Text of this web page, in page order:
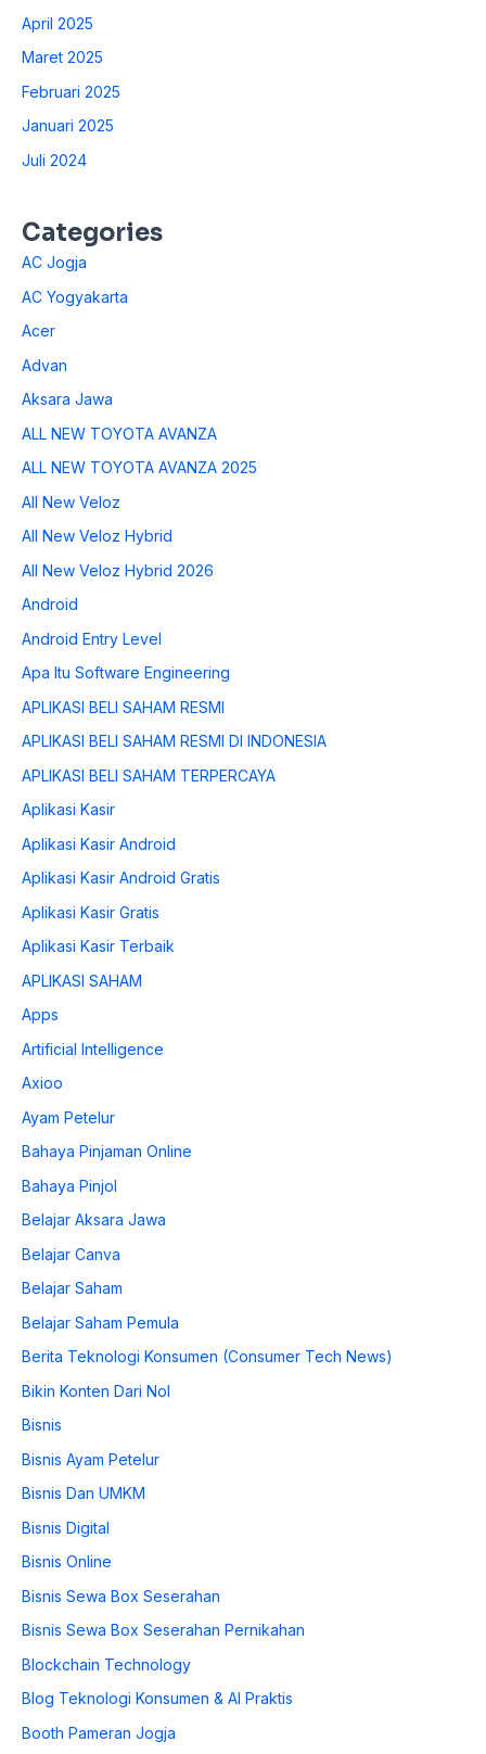
April 2025
Maret 2025
Februari 2025
Januari 2025
Juli 2024
Categories
AC Jogja
AC Yogyakarta
Acer
Advan
Aksara Jawa
ALL NEW TOYOTA AVANZA
ALL NEW TOYOTA AVANZA 2025
All New Veloz
All New Veloz Hybrid
All New Veloz Hybrid 2026
Android
Android Entry Level
Apa Itu Software Engineering
APLIKASI BELI SAHAM RESMI
APLIKASI BELI SAHAM RESMI DI INDONESIA
APLIKASI BELI SAHAM TERPERCAYA
Aplikasi Kasir
Aplikasi Kasir Android
Aplikasi Kasir Android Gratis
Aplikasi Kasir Gratis
Aplikasi Kasir Terbaik
APLIKASI SAHAM
Apps
Artificial Intelligence
Axioo
Ayam Petelur
Bahaya Pinjaman Online
Bahaya Pinjol
Belajar Aksara Jawa
Belajar Canva
Belajar Saham
Belajar Saham Pemula
Berita Teknologi Konsumen (Consumer Tech News)
Bikin Konten Dari Nol
Bisnis
Bisnis Ayam Petelur
Bisnis Dan UMKM
Bisnis Digital
Bisnis Online
Bisnis Sewa Box Seserahan
Bisnis Sewa Box Seserahan Pernikahan
Blockchain Technology
Blog Teknologi Konsumen & AI Praktis
Booth Pameran Jogja